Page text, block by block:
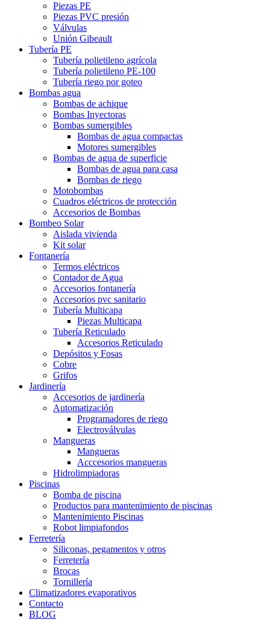
Piezas PE
Piezas PVC presión
Válvulas
Unión Gibeault
Tubería PE
Tubería polietileno agrícola
Tubería polietileno PE-100
Tubería riego por goteo
Bombas agua
Bombas de achique
Bombas Inyectoras
Bombas sumergibles
Bombas de agua compactas
Motores sumergibles
Bombas de agua de superficie
Bombas de agua para casa
Bombas de riego
Motobombas
Cuadros eléctricos de protección
Accesorios de Bombas
Bombeo Solar
Aislada vivienda
Kit solar
Fontanería
Termos eléctricos
Contador de Agua
Accesorios fontanería
Accesorios pvc sanitario
Tubería Multicapa
Piezas Multicapa
Tubería Reticulado
Accesorios Reticulado
Depósitos y Fosas
Cobre
Grifos
Jardinería
Accesorios de jardinería
Automatización
Programadores de riego
Electroválvulas
Mangueras
Mangueras
Acccesorios mangueras
Hidrolimpiadoras
Piscinas
Bomba de piscina
Productos para mantenimiento de piscinas
Mantenimiento Piscinas
Robot limpiafondos
Ferretería
Siliconas, pegamentos y otros
Ferretería
Brocas
Tornillería
Climatizadores evaporativos
Contacto
BLOG